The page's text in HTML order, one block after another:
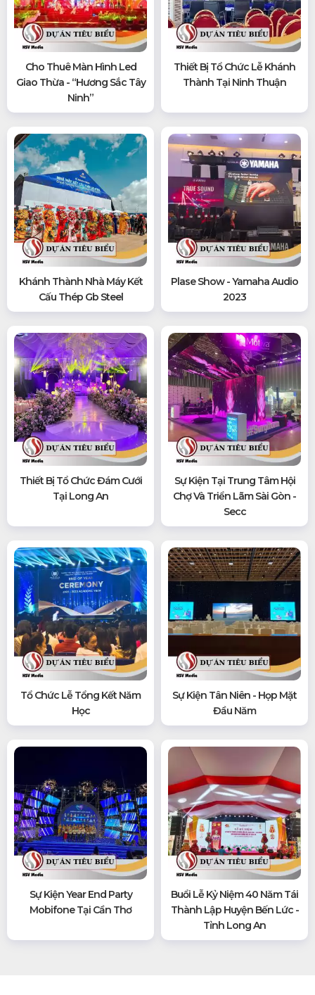
Cho Thuê Màn Hình Led
Giao Thừa - “Hương Sắc Tây
Ninh”
Thiết Bị Tổ Chức Lễ Khánh
Thành Tại Ninh Thuận
Khánh Thành Nhà Máy Kết
Cấu Thép Gb Steel
Plase Show - Yamaha Audio
2023
Thiết Bị Tổ Chức Đám Cưới
Tại Long An
Sự Kiện Tại Trung Tâm Hội
Chợ Và Triển Lãm Sài Gòn -
Secc
Tổ Chức Lễ Tổng Kết Năm
Học
Sự Kiện Tân Niên - Họp Mặt
Đầu Năm
Sự Kiện Year End Party
Mobifone Tại Cần Thơ
Buổi Lễ Kỷ Niệm 40 Năm Tái
Thành Lập Huyện Bến Lức -
Tỉnh Long An